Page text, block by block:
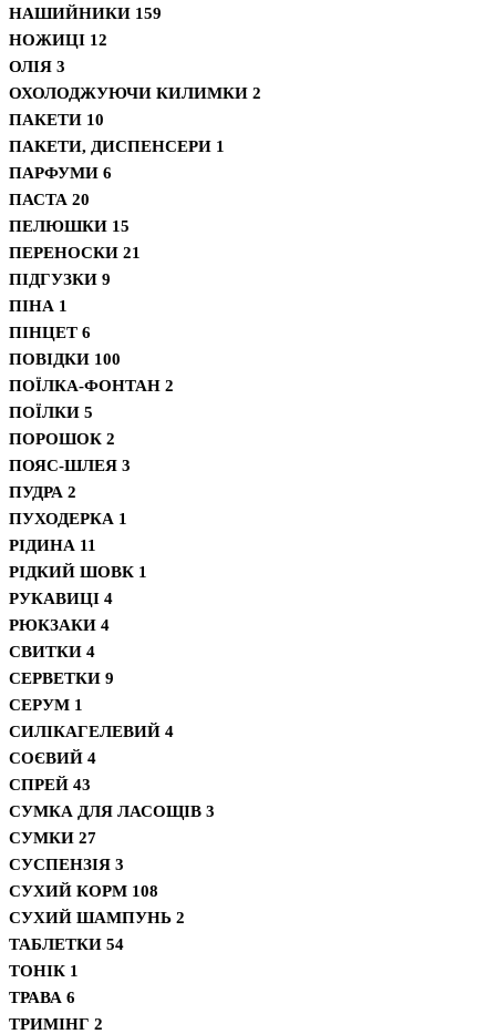
НАШИЙНИКИ 159
НОЖИЦІ 12
ОЛІЯ 3
ОХОЛОДЖУЮЧИ КИЛИМКИ 2
ПАКЕТИ 10
ПАКЕТИ, ДИСПЕНСЕРИ 1
ПАРФУМИ 6
ПАСТА 20
ПЕЛЮШКИ 15
ПЕРЕНОСКИ 21
ПІДГУЗКИ 9
ПІНА 1
ПІНЦЕТ 6
ПОВІДКИ 100
ПОЇЛКА-ФОНТАН 2
ПОЇЛКИ 5
ПОРОШОК 2
ПОЯС-ШЛЕЯ 3
ПУДРА 2
ПУХОДЕРКА 1
РІДИНА 11
РІДКИЙ ШОВК 1
РУКАВИЦІ 4
РЮКЗАКИ 4
СВИТКИ 4
СЕРВЕТКИ 9
СЕРУМ 1
СИЛІКАГЕЛЕВИЙ 4
СОЄВИЙ 4
СПРЕЙ 43
СУМКА ДЛЯ ЛАСОЩІВ 3
СУМКИ 27
СУСПЕНЗІЯ 3
СУХИЙ КОРМ 108
СУХИЙ ШАМПУНЬ 2
ТАБЛЕТКИ 54
ТОНІК 1
ТРАВА 6
ТРИМІНГ 2